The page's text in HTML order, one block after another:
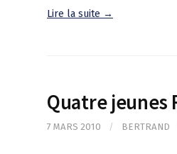
Lire la suite →
Quatre jeunes
7 MARS 2010 / BERTRAND